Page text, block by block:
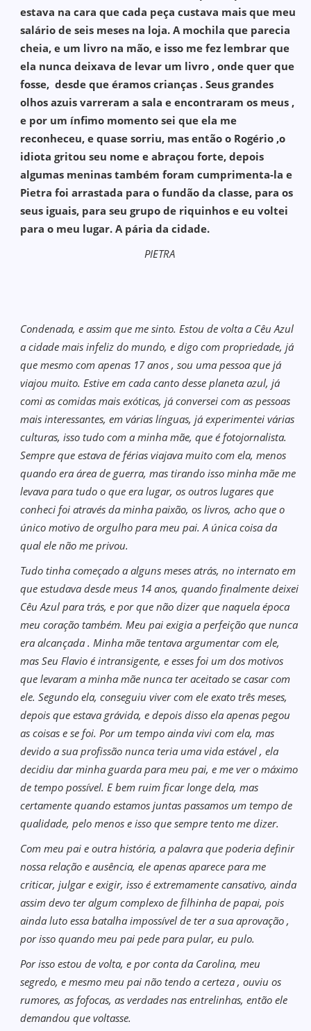
estava na cara que cada peça custava mais que meu
salário de seis meses na loja. A mochila que parecia
cheia, e um livro na mão, e isso me fez lembrar que
ela nunca deixava de levar um livro , onde quer que
fosse, desde que éramos crianças . Seus grandes
olhos azuis varreram a sala e encontraram os meus ,
e por um ínfimo momento sei que ela me
reconheceu, e quase sorriu, mas então o Rogério ,o
idiota gritou seu nome e abraçou forte, depois
algumas meninas também foram cumprimenta-la e
Pietra foi arrastada para o fundão da classe, para os
seus iguais, para seu grupo de riquinhos e eu voltei
para o meu lugar. A pária da cidade.
PIETRA
Condenada, e assim que me sinto. Estou de volta a Cêu Azul
a cidade mais infeliz do mundo, e digo com propriedade, já
que mesmo com apenas 17 anos , sou uma pessoa que já
viajou muito. Estive em cada canto desse planeta azul, já
comi as comidas mais exóticas, já conversei com as pessoas
mais interessantes, em várias línguas, já experimentei várias
culturas, isso tudo com a minha mãe, que é fotojornalista.
Sempre que estava de férias viajava muito com ela, menos
quando era área de guerra, mas tirando isso minha mãe me
levava para tudo o que era lugar, os outros lugares que
conheci foi através da minha paixão, os livros, acho que o
único motivo de orgulho para meu pai. A única coisa da
qual ele não me privou.
Tudo tinha começado a alguns meses atrás, no internato em
que estudava desde meus 14 anos, quando finalmente deixei
Cêu Azul para trás, e por que não dizer que naquela época
meu coração também. Meu pai exigia a perfeição que nunca
era alcançada . Minha mãe tentava argumentar com ele,
mas Seu Flavio é intransigente, e esses foi um dos motivos
que levaram a minha mãe nunca ter aceitado se casar com
ele. Segundo ela, conseguiu viver com ele exato três meses,
depois que estava grávida, e depois disso ela apenas pegou
as coisas e se foi. Por um tempo ainda vivi com ela, mas
devido a sua profissão nunca teria uma vida estável , ela
decidiu dar minha guarda para meu pai, e me ver o máximo
de tempo possível. E bem ruim ficar longe dela, mas
certamente quando estamos juntas passamos um tempo de
qualidade, pelo menos e isso que sempre tento me dizer.
Com meu pai e outra história, a palavra que poderia definir
nossa relação e ausência, ele apenas aparece para me
criticar, julgar e exigir, isso é extremamente cansativo, ainda
assim devo ter algum complexo de filhinha de papai, pois
ainda luto essa batalha impossível de ter a sua aprovação ,
por isso quando meu pai pede para pular, eu pulo.
Por isso estou de volta, e por conta da Carolina, meu
segredo, e mesmo meu pai não tendo a certeza , ouviu os
rumores, as fofocas, as verdades nas entrelinhas, então ele
demandou que voltasse.